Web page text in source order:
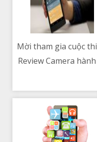
Mời tham gia cuộc thi
Review Camera hành
Tinh tế, có quà